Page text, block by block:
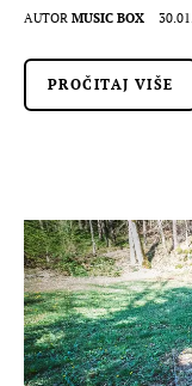
AUTOR MUSIC BOX
PROČITAJ VIŠE